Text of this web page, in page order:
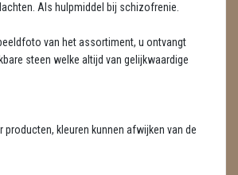
Als hulpmiddel bij schizofrenie.
van het assortiment, u ontvangt
steen welke altijd van gelijkwaardige
producten, kleuren kunnen afwijken van de